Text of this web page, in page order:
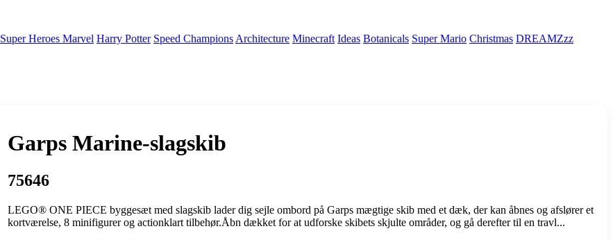
Super Heroes Marvel Harry Potter Speed Champions Architecture Minecraft Ideas Botanicals Super Mario Christmas DREAMZzz
Garps Marine-slagskib
75646
LEGO® ONE PIECE byggesæt med slagskib lader dig sejle ombord på Garps mægtige skib med et dæk, der kan åbnes og afslører et
kortværelse, 8 minifigurer og actionklart tilbehør.Åbn dækket for at udforske skibets skjulte områder, og gå derefter til en travl...